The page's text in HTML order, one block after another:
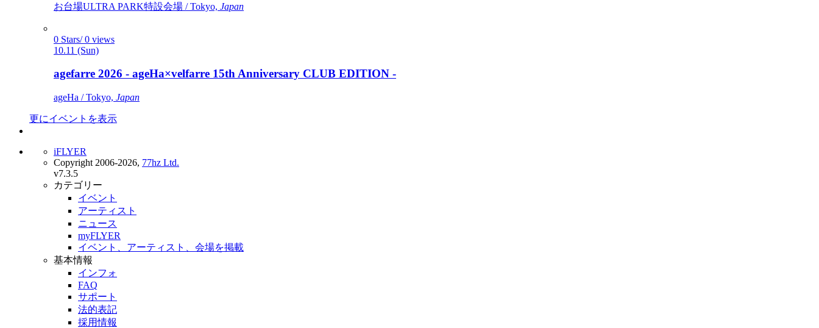
お台場ULTRA PARK特設会場 / Tokyo, Japan
0 Stars/ 0 views
10.11 (Sun)
agefarre 2026 - ageHa×velfarre 15th Anniversary CLUB EDITION -
ageHa / Tokyo, Japan
更にイベントを表示
iFLYER
Copyright 2006-2026, 77hz Ltd.
v7.3.5
カテゴリー
イベント
アーティスト
ニュース
myFLYER
イベント、アーティスト、会場を掲載
基本情報
インフォ
FAQ
サポート
法的表記
採用情報